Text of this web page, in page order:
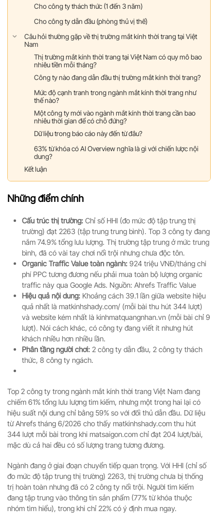
Cho công ty thách thức (1 đến 3 năm)
Cho công ty dẫn đầu (phòng thủ vị thế)
Câu hỏi thường gặp về thị trường mắt kính thời trang tại Việt
Nam
Thị trường mắt kính thời trang tại Việt Nam có quy mô bao
nhiêu tiền mỗi tháng?
Công ty nào đang dẫn đầu thị trường mắt kính thời trang?
Mức độ cạnh tranh trong ngành mắt kính thời trang như
thế nào?
Một công ty mới vào ngành mắt kính thời trang cần bao
nhiêu thời gian để có chỗ đứng?
Dữ liệu trong báo cáo này đến từ đâu?
63% từ khóa có AI Overview nghĩa là gì với chiến lược nội
dung?
Kết luận
Những điểm chính
Cấu trúc thị trường: Chỉ số HHI (đo mức độ tập trung thị
trường) đạt 2263 (tập trung trung bình). Top 3 công ty đang
nắm 74.9% tổng lưu lượng. Thị trường tập trung ở mức trung
bình, đã có vài tay chơi nổi trội nhưng chưa độc tôn.
Organic Traffic Value toàn ngành: 924 triệu VNĐ/tháng chi
phí PPC tương đương nếu phải mua toàn bộ lượng organic
traffic này qua Google Ads. Nguồn: Ahrefs Traffic Value
Hiệu quả nội dung: Khoảng cách 39.1 lần giữa website hiệu
quả nhất là matkinhshady.com/ (mỗi bài thu hút 344 lượt)
và website kém nhất là kinhmatquangnhan.vn (mỗi bài chỉ 9
lượt). Nói cách khác, có công ty đang viết ít nhưng hút
khách nhiều hơn nhiều lần.
Phân tầng người chơi: 2 công ty dẫn đầu, 2 công ty thách
thức, 8 công ty ngách.
Top 2 công ty trong ngành mắt kính thời trang Việt Nam đang
chiếm 61% tổng lưu lượng tìm kiếm, nhưng một trong hai lại có
hiệu suất nội dung chỉ bằng 59% so với đối thủ dẫn đầu. Dữ liệu
từ Ahrefs tháng 6/2026 cho thấy matkinhshady.com thu hút
344 lượt mỗi bài trong khi matsaigon.com chỉ đạt 204 lượt/bài,
mặc dù cả hai đều có số lượng trang tương đương.
Ngành đang ở giai đoạn chuyển tiếp quan trọng. Với HHI (chỉ số
đo mức độ tập trung thị trường) 2263, thị trường chưa bị thống
trị hoàn toàn nhưng đã có 2 công ty nổi trội. Người tìm kiếm
đang tập trung vào thông tin sản phẩm (77% từ khóa thuộc
nhóm tìm hiểu), trong khi chỉ 22% có ý định mua ngay.